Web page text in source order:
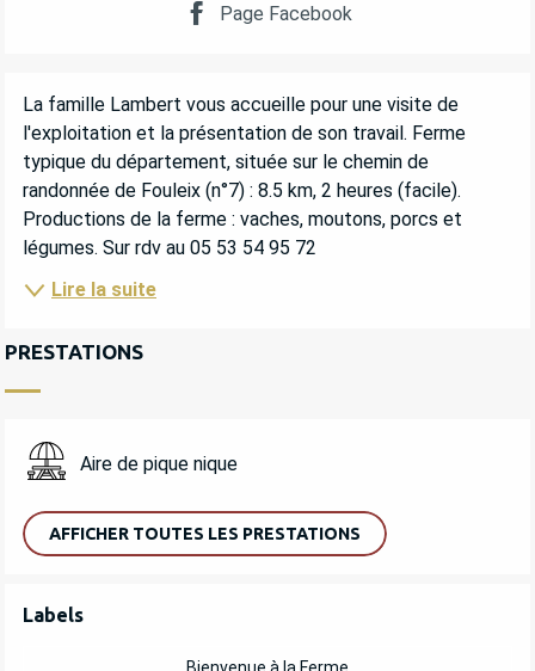
Page Facebook
DESCRIPTION
La famille Lambert vous accueille pour une visite de
l'exploitation et la présentation de son travail. Ferme
typique du département, située sur le chemin de
randonnée de Fouleix (n°7) : 8.5 km, 2 heures (facile).
Productions de la ferme : vaches, moutons, porcs et
légumes. Sur rdv au 05 53 54 95 72
Lire la suite
PRESTATIONS
Aire de pique nique
AFFICHER TOUTES LES PRESTATIONS
OFFRES DE PRESTATIONS
Labels
Labels